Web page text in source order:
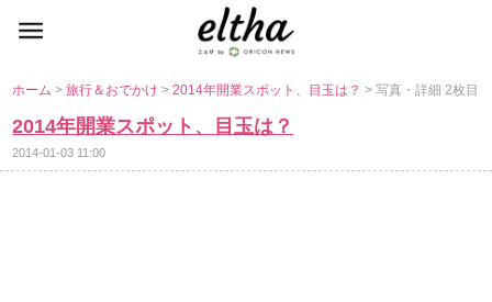
ホーム>旅行＆おでかけ>2014年開業スポット、目玉は？> 写真・詳細 2枚目
2014年開業スポット、目玉は？
2014-01-03 11:00